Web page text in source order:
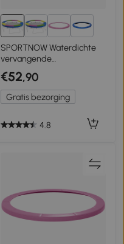
3+
SPORTNOW Waterdichte
vervangende
randafdekking voor
trampolines,
scheurbestendig, Ø305 cm,
kleurrijk
€52,90
Gratis bezorging
4.8